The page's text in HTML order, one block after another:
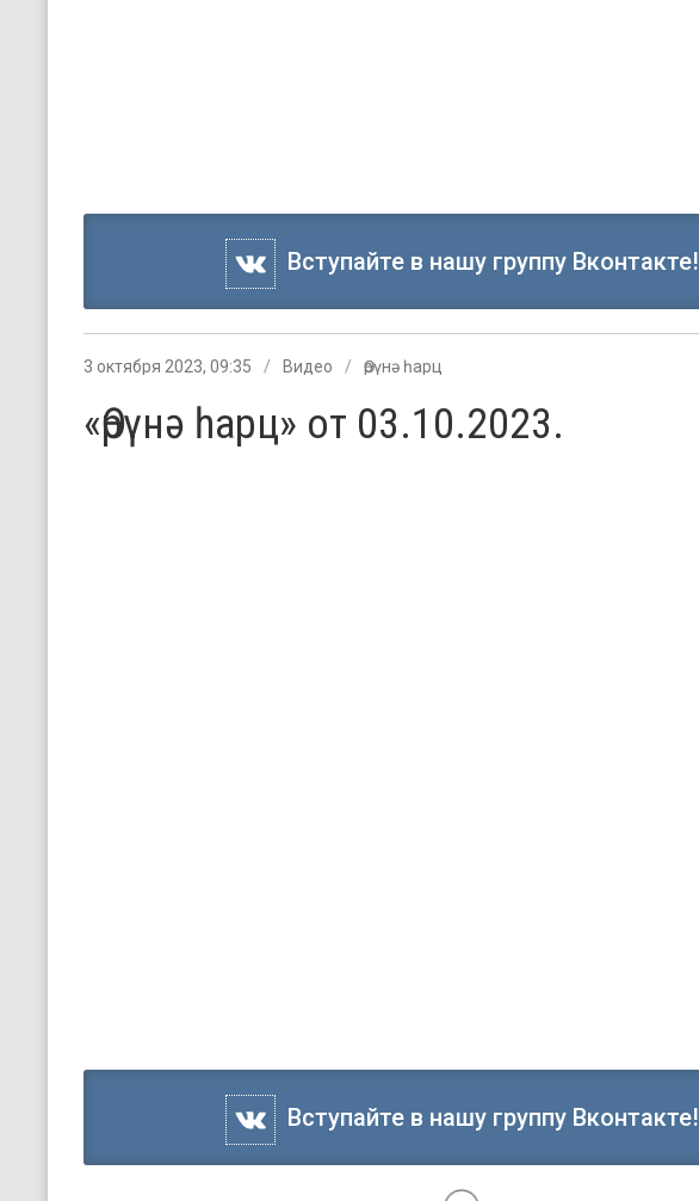
Вступайте в нашу группу Вконтакте!
3 октября 2023, 09:35 Видео Өрүнә һарц
«Өрүнә һарц» от 03.10.2023.
Вступайте в нашу группу Вконтакте!